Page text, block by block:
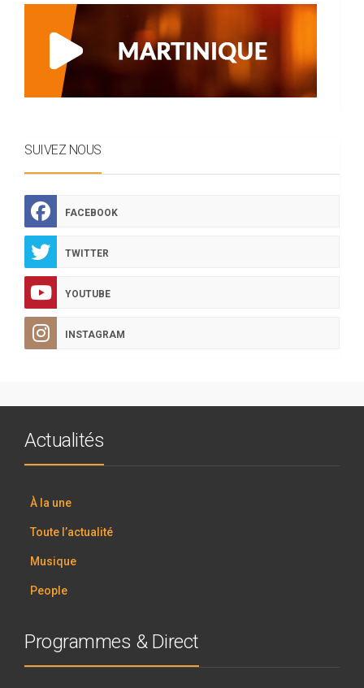
SUIVEZ NOUS
FACEBOOK
TWITTER
YOUTUBE
INSTAGRAM
Actualités
À la une
Toute l’actualité
Musique
People
Programmes & Direct